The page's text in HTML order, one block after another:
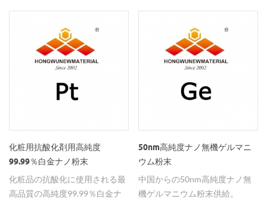
化粧用抗酸化剤用高純度
99.99％白金ナノ粉末
化粧品の抗酸化に使用される最
高品質の高純度99.99％白金ナ
50nm高純度ナノ無機ゲルマニ
ウム粉末
中国からの50nm高純度ナノ無
機ゲルマニウム粉末供給。